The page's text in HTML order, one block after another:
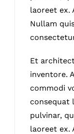
laoreet ex.
Nullam
Et
inventore.
commodi
consequat
pulvinar,
laoreet ex.